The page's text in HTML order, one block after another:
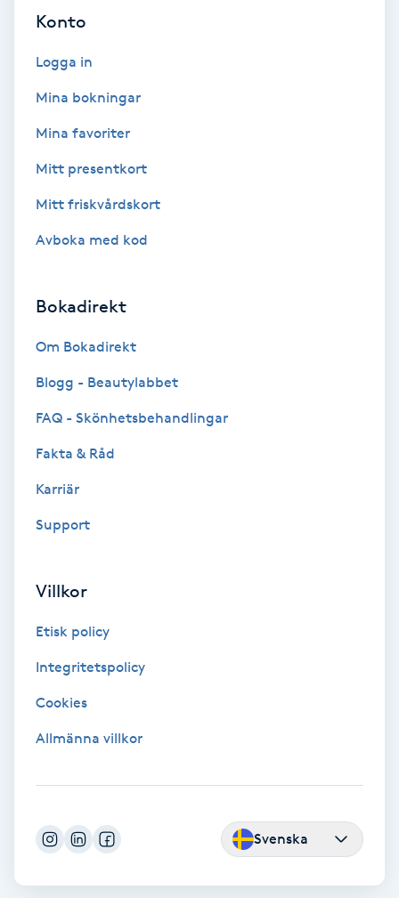
Color correction
Cryoterapi
Damklippning
Enzympeeling
Extensions
Extensions borttagning
Eyeliner-tatuering
Fet hårbotten
Konto
Logga in
Mina bokningar
Mina favoriter
Mitt presentkort
Mitt friskvårdskort
Avboka med kod
Bokadirekt
Om Bokadirekt
Blogg - Beautylabbet
FAQ - Skönhetsbehandlingar
Fakta & Råd
Karriär
Support
Villkor
Etisk policy
Integritetspolicy
Cookies
Allmänna villkor
Svenska